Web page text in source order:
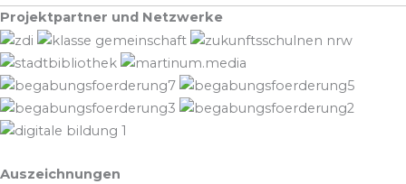
Projektpartner und Netzwerke
Auszeichnungen